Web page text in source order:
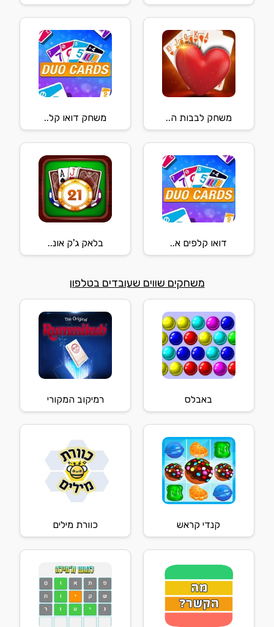
משחק לבבות ה.. משחק דואו קל..
דואו קלפים א.. בלאק ג'ק אונ..
משחקים שווים שעובדים בטלפון
באבלס רמיקוב המקורי
קנדי קראש כוורת מילים